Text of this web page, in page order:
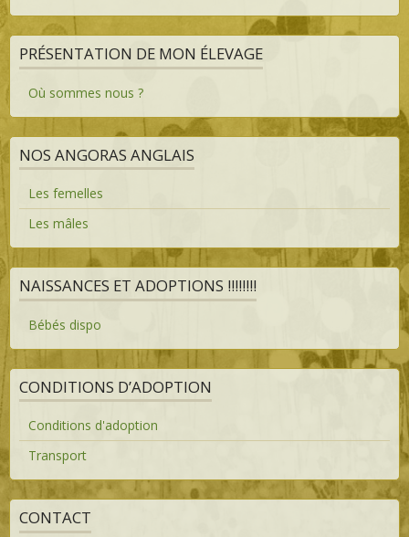
PRÉSENTATION DE MON ÉLEVAGE
Où sommes nous ?
NOS ANGORAS ANGLAIS
Les femelles
Les mâles
NAISSANCES ET ADOPTIONS !!!!!!!!
Bébés dispo
CONDITIONS D’ADOPTION
Conditions d'adoption
Transport
CONTACT